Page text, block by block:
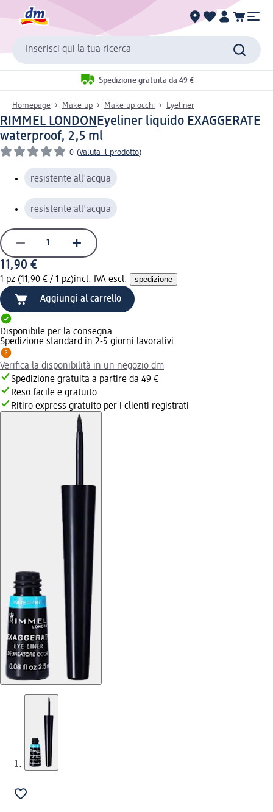
Inserisci qui la tua ricerca
Spedizione gratuita da 49 €
Homepage Make-up Make-up occhi Eyeliner
RIMMEL LONDONEyeliner liquido EXAGGERATE
waterproof, 2,5 ml
0 (Valuta il prodotto)
resistente all'acqua
resistente all'acqua
11,90 €
1 pz (11,90 € / 1 pz)incl. IVA escl. spedizione
Aggiungi al carrello
Disponibile per la consegna
Spedizione standard in 2-5 giorni lavorativi
Verifica la disponibilità in un negozio dm
Spedizione gratuita a partire da 49 €
Reso facile e gratuito
Ritiro express gratuito per i clienti registrati